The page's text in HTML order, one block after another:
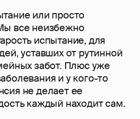
или просто
все неизбежно
испытание, для
уставших от рутинной
забот. Плюс уже
и у кого-то
не делает ее
каждый находит сам.